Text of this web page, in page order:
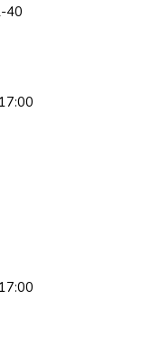
40